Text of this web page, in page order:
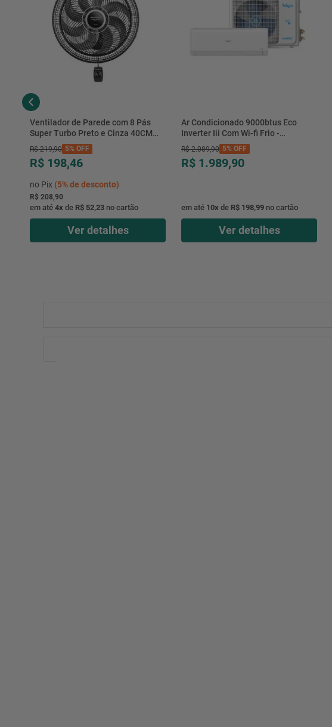
Ventilador de Parede com 8 Pás
Super Turbo Preto e Cinza 40CM
220V 140W - VTX-40P-8P - Mondial
R$ 219,90 5% OFF
R$ 198,46
no Pix (5%de desconto)
R$ 208,90
em até 4x de R$ 52,23 no cartão
Ver detalhes
Ar Condicionado 9000btus Eco
Inverter Iii Com Wi-fi Frio -
Hjfe09c2cg|hjfi09c2wg - Elgin
R$ 2.089,90 5% OFF
R$ 1.989,90
em até 10x de R$ 198,99 no cartão
Ver detalhes